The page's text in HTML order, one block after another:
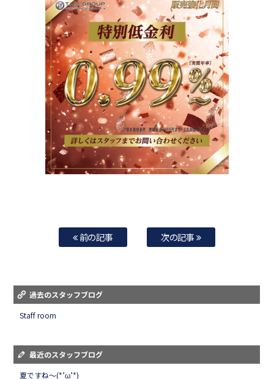
前の記事 次の記事
過去のスタッフブログ
Staff room
最近のスタッフブログ
夏ですね～(*’ω’*)